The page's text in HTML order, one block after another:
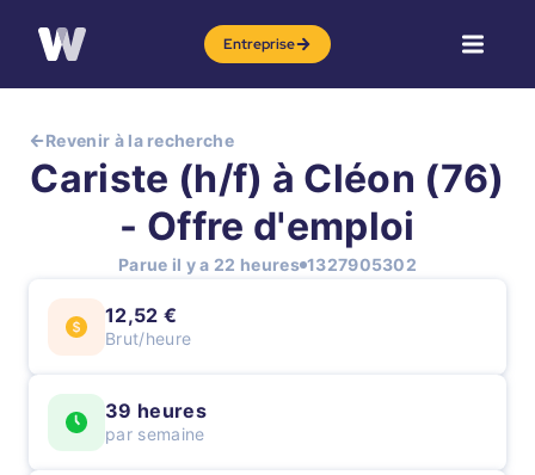
Entreprise
Revenir à la recherche
Cariste (h/f) à Cléon (76)
- Offre d'emploi
Parue il y a 22 heures 1327905302
12,52 €
Brut/heure
39 heures
par semaine